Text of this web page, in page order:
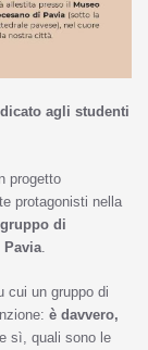
agli studenti
progetto
protagonisti nella
gruppo di
Pavia
cui un gruppo di
è davvero,
sì, quali sono le